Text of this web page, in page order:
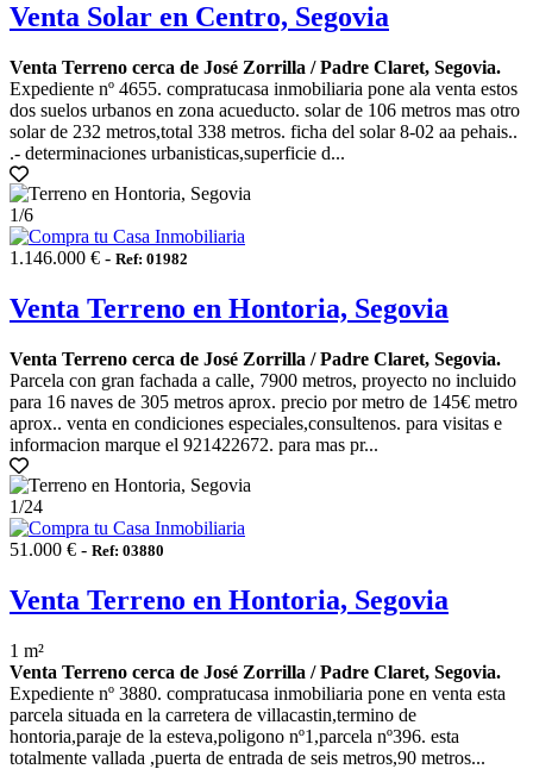
Venta Solar en Centro, Segovia
Venta Terreno cerca de José Zorrilla / Padre Claret, Segovia.
Expediente nº 4655. compratucasa inmobiliaria pone ala venta estos
dos suelos urbanos en zona acueducto. solar de 106 metros mas otro
solar de 232 metros,total 338 metros. ficha del solar 8-02 aa pehais..
.- determinaciones urbanisticas,superficie d...
1/6
1.146.000 € - Ref: 01982
Venta Terreno en Hontoria, Segovia
Venta Terreno cerca de José Zorrilla / Padre Claret, Segovia.
Parcela con gran fachada a calle, 7900 metros, proyecto no incluido
para 16 naves de 305 metros aprox. precio por metro de 145€ metro
aprox.. venta en condiciones especiales,consultenos. para visitas e
informacion marque el 921422672. para mas pr...
1/24
51.000 € - Ref: 03880
Venta Terreno en Hontoria, Segovia
1 m²
Venta Terreno cerca de José Zorrilla / Padre Claret, Segovia.
Expediente nº 3880. compratucasa inmobiliaria pone en venta esta
parcela situada en la carretera de villacastin,termino de
hontoria,paraje de la esteva,poligono nº1,parcela nº396. esta
totalmente vallada ,puerta de entrada de seis metros,90 metros...